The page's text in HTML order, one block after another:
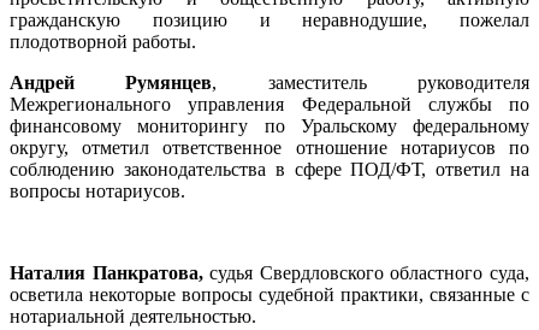
гражданскую позицию и неравнодушие, пожелал
плодотворной работы.
Андрей Румянцев, заместитель руководителя
Межрегионального управления Федеральной службы по
финансовому мониторингу по Уральскому федеральному
округу, отметил ответственное отношение нотариусов по
соблюдению законодательства в сфере ПОД/ФТ, ответил на
вопросы нотариусов.
Наталия Панкратова,судья Свердловского областного суда,
осветила некоторые вопросы судебной практики, связанные с
нотариальной деятельностью.